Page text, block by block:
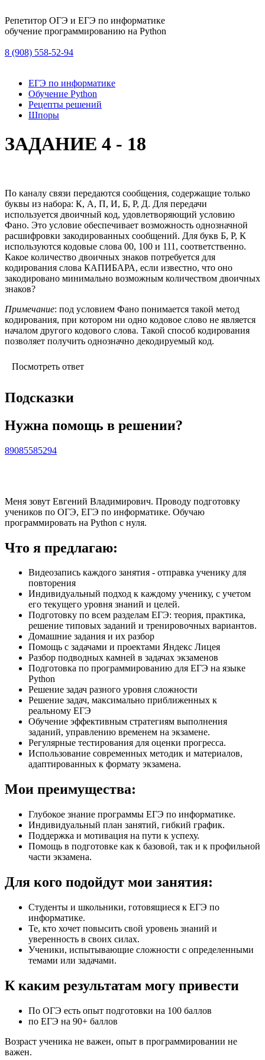
Репетитор ОГЭ и ЕГЭ по информатике
обучение программированию на Python
8 (908) 558-52-94
ЕГЭ по информатике
Обучение Python
Рецепты решений
Шпоры
ЗАДАНИЕ 4 - 18
По каналу связи передаются сообщения, содержащие только
буквы из набора: К, А, П, И, Б, Р, Д. Для передачи
используется двоичный код, удовлетворяющий условию
Фано. Это условие обеспечивает возможность однозначной
расшифровки закодированных сообщений. Для букв Б, Р, К
используются кодовые слова 00, 100 и 111, соответственно.
Какое количество двоичных знаков потребуется для
кодирования слова КАПИБАРА, если известно, что оно
закодировано минимально возможным количеством двоичных
знаков?
Примечание: под условием Фано понимается такой метод
кодирования, при котором ни одно кодовое слово не является
началом другого кодового слова. Такой способ кодирования
позволяет получить однозначно декодируемый код.
Посмотреть ответ
Подсказки
Нужна помощь в решении?
89085585294
Меня зовут Евгений Владимирович. Проводу подготовку
учеников по ОГЭ, ЕГЭ по информатике. Обучаю
программировать на Python с нуля.
Что я предлагаю:
Видеозапись каждого занятия - отправка ученику для
повторения
Индивидуальный подход к каждому ученику, с учетом
его текущего уровня знаний и целей.
Подготовку по всем разделам ЕГЭ: теория, практика,
решение типовых заданий и тренировочных вариантов.
Домашние задания и их разбор
Помощь с задачами и проектами Яндекс Лицея
Разбор подводных камней в задачах экзаменов
Подготовка по программированию для ЕГЭ на языке
Python
Решение задач разного уровня сложности
Решение задач, максимально приближенных к
реальному ЕГЭ
Обучение эффективным стратегиям выполнения
заданий, управлению временем на экзамене.
Регулярные тестирования для оценки прогресса.
Использование современных методик и материалов,
адаптированных к формату экзамена.
Мои преимущества:
Глубокое знание программы ЕГЭ по информатике.
Индивидуальный план занятий, гибкий график.
Поддержка и мотивация на пути к успеху.
Помощь в подготовке как к базовой, так и к профильной
части экзамена.
Для кого подойдут мои занятия:
Студенты и школьники, готовящиеся к ЕГЭ по
информатике.
Те, кто хочет повысить свой уровень знаний и
уверенность в своих силах.
Ученики, испытывающие сложности с определенными
темами или задачами.
К каким результатам могу привести
По ОГЭ есть опыт подготовки на 100 баллов
по ЕГЭ на 90+ баллов
Возраст ученика не важен, опыт в программировании не
важен.